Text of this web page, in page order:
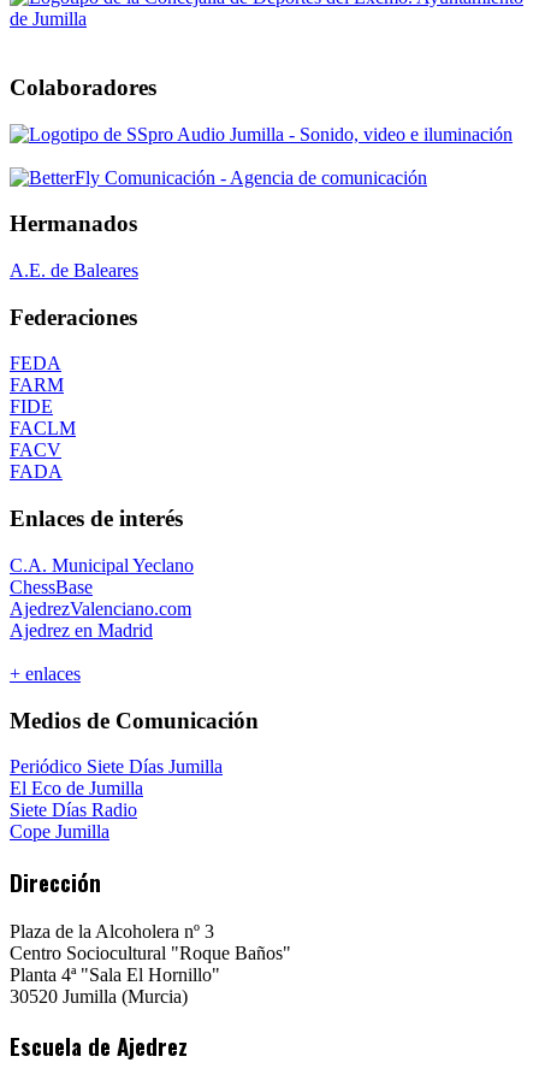
Colaboradores
Hermanados
A.E. de Baleares
Federaciones
FEDA
FARM
FIDE
FACLM
FACV
FADA
Enlaces de interés
C.A. Municipal Yeclano
ChessBase
AjedrezValenciano.com
Ajedrez en Madrid
+ enlaces
Medios de Comunicación
Periódico Siete Días Jumilla
El Eco de Jumilla
Siete Días Radio
Cope Jumilla
Dirección
Plaza de la Alcoholera nº 3
Centro Sociocultural "Roque Baños"
Planta 4ª "Sala El Hornillo"
30520 Jumilla (Murcia)
Escuela de Ajedrez